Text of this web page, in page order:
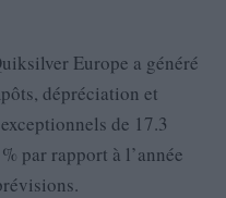
Europe a généré
dépréciation et
de 17.3
par rapport à l’année